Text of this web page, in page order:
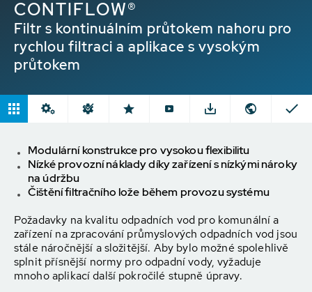
CONTIFLOW®
Filtr s kontinuálním průtokem nahoru pro
rychlou filtraci a aplikace s vysokým
průtokem
Modulární konstrukce pro vysokou flexibilitu
Nízké provozní náklady díky zařízení s nízkými nároky
na údržbu
Čištění filtračního lože během provozu systému
Požadavky na kvalitu odpadních vod pro komunální a
zařízení na zpracování průmyslových odpadních vod jsou
stále náročnější a složitější. Aby bylo možné spolehlivě
splnit přísnější normy pro odpadní vody, vyžaduje
mnoho aplikací další pokročilé stupně úpravy.